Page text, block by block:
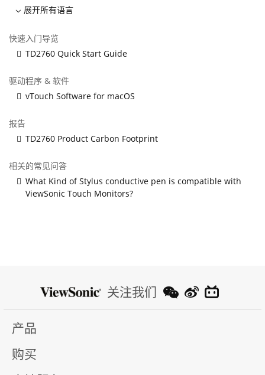
展开所有语言
快速入门导览
TD2760 Quick Start Guide
驱动程序 & 软件
vTouch Software for macOS
报告
TD2760 Product Carbon Footprint
相关的常见问答
What Kind of Stylus conductive pen is compatible with
ViewSonic Touch Monitors?
关注我们
产品
购买